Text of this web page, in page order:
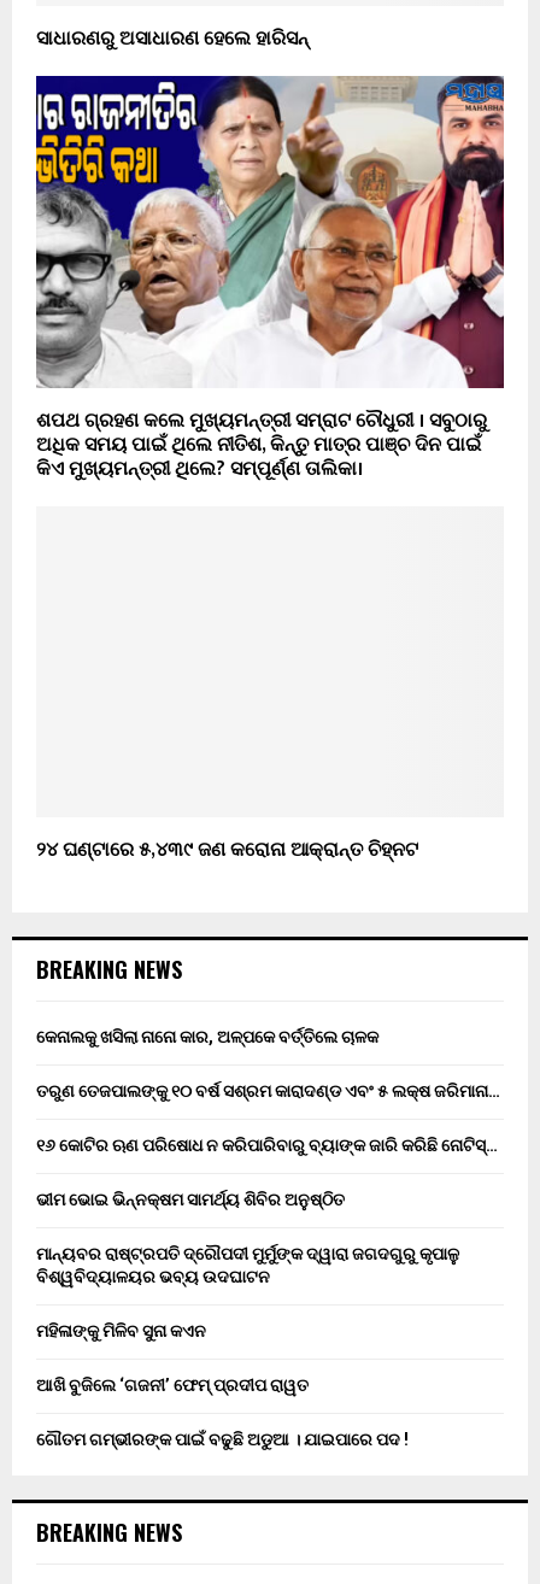
ସାଧାରଣରୁ ଅସାଧାରଣ ହେଲେ ହାରିସନ୍
ଶପଥ ଗ୍ରହଣ କଲେ ମୁଖ୍ୟମନ୍ତ୍ରୀ ସମ୍ରାଟ ଚୌଧୁରୀ । ସବୁଠାରୁ
ଅଧିକ ସମୟ ପାଇଁ ଥିଲେ ନୀତିଶ, କିନ୍ତୁ ମାତ୍ର ପାଞ୍ଚ ଦିନ ପାଇଁ
କିଏ ମୁଖ୍ୟମନ୍ତ୍ରୀ ଥିଲେ? ସମ୍ପୂର୍ଣ୍ଣ ତାଲିକା।
୨୪ ଘଣ୍ଟାରେ ୫,୪୩୯ ଜଣ କରୋନା ଆକ୍ରାନ୍ତ ଚିହ୍ନଟ
BREAKING NEWS
କେନାଲକୁ ଖସିଲା ନାନୋ କାର, ଅଳ୍ପକେ ବର୍ତ୍ତିଲେ ଚାଳକ
ତରୁଣ ତେଜପାଲଙ୍କୁ ୧୦ ବର୍ଷ ସଶ୍ରମ କାରାଦଣ୍ଡ ଏବଂ ₹୫ ଲକ୍ଷ ଜରିମାନା…
୧୬ କୋଟିର ଋଣ ପରିଷୋଧ ନ କରିପାରିବାରୁ ବ୍ୟାଙ୍କ ଜାରି କରିଛି ନୋଟିସ୍…
ଭୀମ ଭୋଇ ଭିନ୍ନକ୍ଷମ ସାମର୍ଥ୍ୟ ଶିବିର ଅନୁଷ୍ଠିତ
ମାନ୍ୟବର ରାଷ୍ଟ୍ରପତି ଦ୍ରୌପଦୀ ମୁର୍ମୁଙ୍କ ଦ୍ୱାରା ଜଗଦଗୁରୁ କୃପାଳୁ
ବିଶ୍ୱବିଦ୍ୟାଳୟର ଭବ୍ୟ ଉଦଘାଟନ
ମହିଳାଙ୍କୁ ମିଳିବ ସୁନା କଏନ
ଆଖି ବୁଜିଲେ ‘ଗଜନୀ’ ଫେମ୍ ପ୍ରଦୀପ ରାୱତ
ଗୌତମ ଗମ୍ଭୀରଙ୍କ ପାଇଁ ବଢୁଛି ଅଡୁଆ । ଯାଇପାରେ ପଦ !
BREAKING NEWS